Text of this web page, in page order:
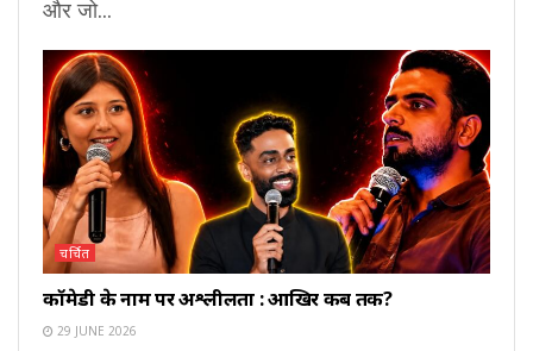
और जो...
चर्चित
कॉमेडी के नाम पर अश्लीलता : आखिर कब तक?
29 JUNE 2026